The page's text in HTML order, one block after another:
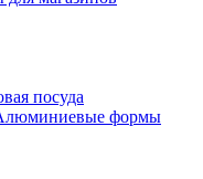
посуда
формы